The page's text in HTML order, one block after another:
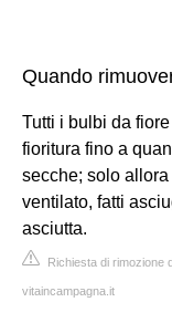
Quando
Tutti i bulbi da
fioritura fino a
secche; solo
ventilato, fatti
asciutta.
Richiesta di rimozione
vitaincampagna.it